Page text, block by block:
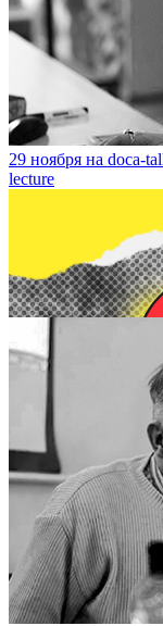
13 декабря на
29 ноября на doca-
lecture
6 декабря